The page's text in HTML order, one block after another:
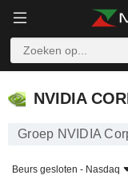
NVIDIA
NVIDIA
Groep NVIDIA
Beurs gesloten - Nasdaq